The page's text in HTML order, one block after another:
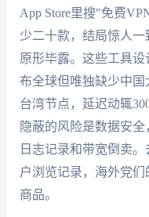
App Store里搜"免费
少二十款，结局惊人
原形毕露。这些工具
布全球但唯独缺少中
台湾节点，延迟动辄
隐蔽的风险是数据安
日志记录和带宽倒卖
户浏览记录，海外党
商品。